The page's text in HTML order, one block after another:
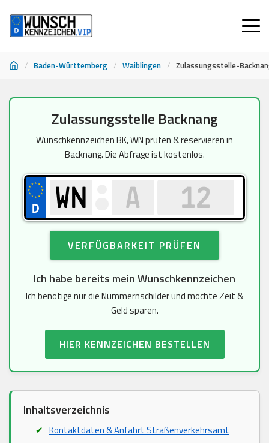
/ Baden-Württemberg / Waiblingen / Zulassungsstelle-
springen
Zulassungsstelle Backnang
Wunschkennzeichen BK, WN prüfen & reservieren in
Backnang. Die Abfrage ist kostenlos.
VERFÜGBARKEIT PRÜFEN
Ich habe bereits mein Wunschkennzeichen
Ich benötige nur die Nummernschilder und möchte Zeit &
Geld sparen.
HIER KENNZEICHEN BESTELLEN
Inhaltsverzeichnis
Kontaktdaten & Anfahrt Straßenverkehrsamt